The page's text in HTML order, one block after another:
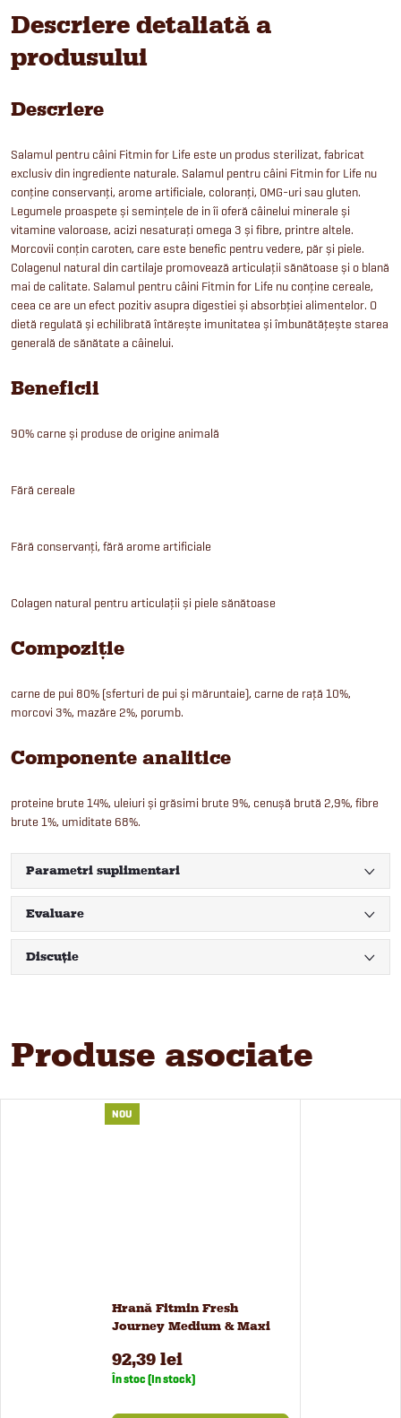
Descriere detaliată a
produsului
Descriere
Salamul pentru câini Fitmin for Life este un produs sterilizat, fabricat
exclusiv din ingrediente naturale. Salamul pentru câini Fitmin for Life nu
conține conservanți, arome artificiale, coloranți, OMG-uri sau gluten.
Legumele proaspete și semințele de in îi oferă câinelui minerale și
vitamine valoroase, acizi nesaturați omega 3 și fibre, printre altele.
Morcovii conțin caroten, care este benefic pentru vedere, păr și piele.
Colagenul natural din cartilaje promovează articulații sănătoase și o blană
mai de calitate. Salamul pentru câini Fitmin for Life nu conține cereale,
ceea ce are un efect pozitiv asupra digestiei și absorbției alimentelor. O
dietă regulată și echilibrată întărește imunitatea și îmbunătățește starea
generală de sănătate a câinelui.
Beneficii
90% carne și produse de origine animală
Fără cereale
Fără conservanți, fără arome artificiale
Colagen natural pentru articulații și piele sănătoase
Compoziție
carne de pui 80% (sferturi de pui și măruntaie), carne de rață 10%,
morcovi 3%, mazăre 2%, porumb.
Componente analitice
proteine brute 14%, uleiuri și grăsimi brute 9%, cenușă brută 2,9%, fibre
brute 1%, umiditate 68%.
Parametri suplimentari
Evaluare
Discuţie
Produse asociate
NOU
Hrană Fitmin Fresh
Journey Medium & Maxi
92,39 lei
În stoc (In stock)